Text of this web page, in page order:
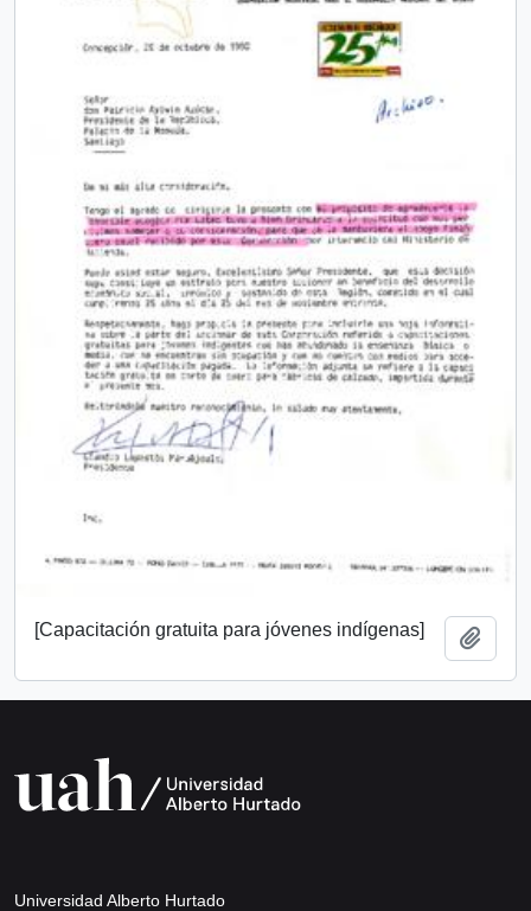
[Capacitación gratuita para jóvenes indígenas]
Universidad Alberto Hurtado